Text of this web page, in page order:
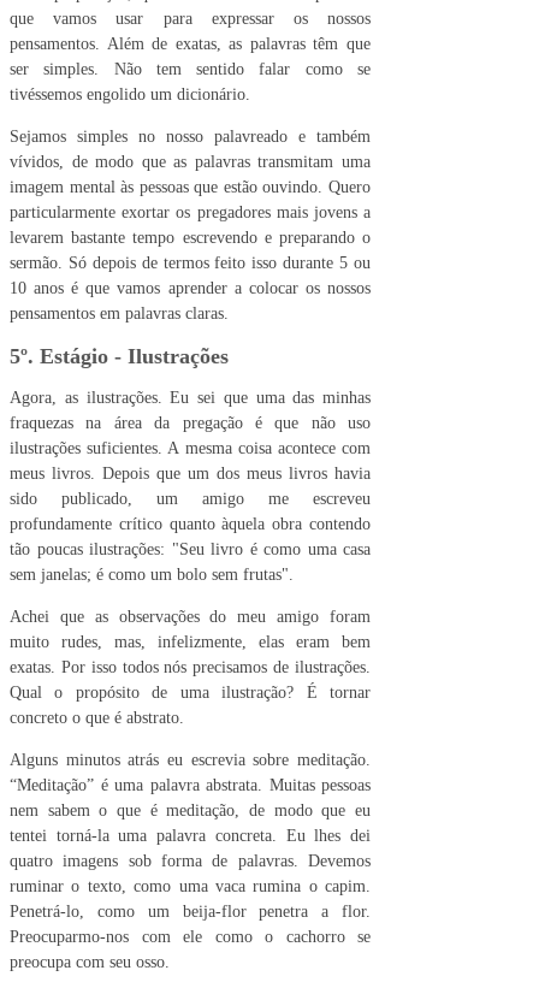
que vamos usar para expressar os nossos
pensamentos. Além de exatas, as palavras têm que
ser simples. Não tem sentido falar como se
tivéssemos engolido um dicionário.
Sejamos simples no nosso palavreado e também
vívidos, de modo que as palavras transmitam uma
imagem mental às pessoas que estão ouvindo. Quero
particularmente exortar os pregadores mais jovens a
levarem bastante tempo escrevendo e preparando o
sermão. Só depois de termos feito isso durante 5 ou
10 anos é que vamos aprender a colocar os nossos
pensamentos em palavras claras.
5º. Estágio - Ilustrações
Agora, as ilustrações. Eu sei que uma das minhas
fraquezas na área da pregação é que não uso
ilustrações suficientes. A mesma coisa acontece com
meus livros. Depois que um dos meus livros havia
sido publicado, um amigo me escreveu
profundamente crítico quanto àquela obra contendo
tão poucas ilustrações: "Seu livro é como uma casa
sem janelas; é como um bolo sem frutas".
Achei que as observações do meu amigo foram
muito rudes, mas, infelizmente, elas eram bem
exatas. Por isso todos nós precisamos de ilustrações.
Qual o propósito de uma ilustração? É tornar
concreto o que é abstrato.
Alguns minutos atrás eu escrevia sobre meditação.
“Meditação” é uma palavra abstrata. Muitas pessoas
nem sabem o que é meditação, de modo que eu
tentei torná-la uma palavra concreta. Eu lhes dei
quatro imagens sob forma de palavras. Devemos
ruminar o texto, como uma vaca rumina o capim.
Penetrá-lo, como um beija-flor penetra a flor.
Preocuparmo-nos com ele como o cachorro se
preocupa com seu osso.